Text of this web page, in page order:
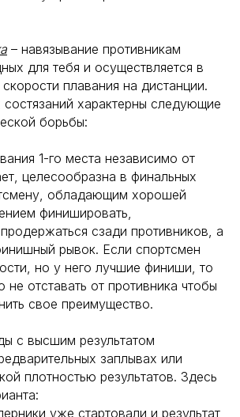
– навязывание противникам
для тебя и осуществляется в
плавания на дистанции.
характерны следующие
борьбы:
1-го места независимо от
целесообразна в финальных
обладающим хорошей
финишировать,
сзади противников, а
рывок. Если спортсмен
но у него лучшие финиши, то
отставать от противника чтобы
свое преимущество.
с высшим результатом
заплывах или
плотностью результатов. Здесь
уже стартовали и результат